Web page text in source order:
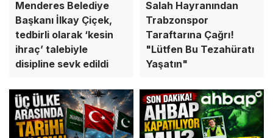
Menderes Belediye
Başkanı İlkay Çiçek,
tedbirli olarak ‘kesin
ihraç’ talebiyle
disipline sevk edildi
Salah Hayranından
Trabzonspor
Taraftarına Çağrı!
"Lütfen Bu Tezahüratı
Yaşatın"